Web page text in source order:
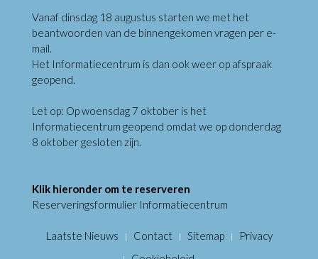
Vanaf dinsdag 18 augustus starten we met het
beantwoorden van de binnengekomen vragen per e-
mail.
Het Informatiecentrum is dan ook weer op afspraak
geopend.
Let op: Op woensdag 7 oktober is het
Informatiecentrum geopend omdat we op donderdag
8 oktober gesloten zijn.
Klik hieronder om te reserveren
Reserveringsformulier Informatiecentrum
Laatste Nieuws Contact Sitemap
Privacy